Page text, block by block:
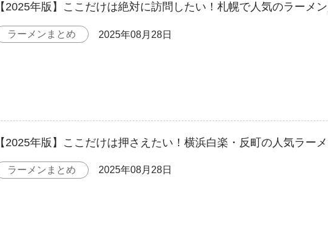
【2025年版】ここだけは絶対に訪問したい！札幌で人気のラーメ
ラーメンまとめ 2025年08月28日
【2025年版】ここだけは押さえたい！横浜白楽・反町の人気ラー
ラーメンまとめ 2025年08月28日